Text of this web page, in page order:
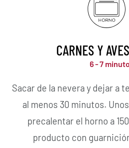
CARNES Y
6 - 7
Sacar de la nevera y dejar a
al menos 30 minutos.
precalentar el horno a
producto con